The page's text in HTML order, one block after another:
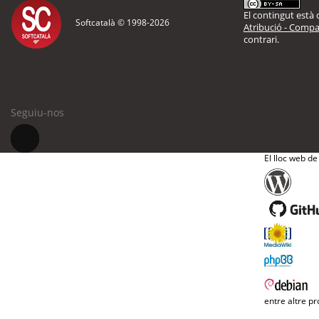
Softcatalà © 1998-2026
El contingut està
Atribució -
contrari.
Seguiu-nos
El lloc web
entre altre